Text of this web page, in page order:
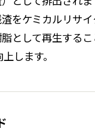
をケミカルリサイ
として再生する
します。